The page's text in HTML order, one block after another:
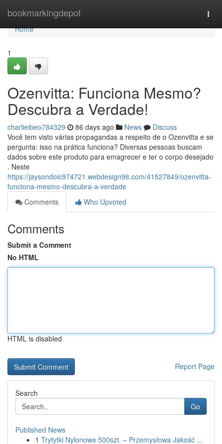
bookmarkingdepot
Home
Home
1
Ozenvitta: Funciona Mesmo?
Descubra a Verdade!
charlieibeo784329 86 days ago News
Discuss
Você tem visto várias propagandas a respeito de o Ozenvitta e se
pergunta: isso na prática funciona? Diversas pessoas buscam
dados sobre este produto para emagrecer e ter o corpo desejado
. Neste
https://jaysondoic974721.webdesign96.com/41527849/ozenvitta-
funciona-mesmo-descubra-a-verdade
Comments
Who Upvoted
Comments
Submit a Comment
No HTML
HTML is disabled
Report Page
Search
Go
Published News
1 Trytytki Nylonowe 500szt. – Przemysłowa Jakość ...